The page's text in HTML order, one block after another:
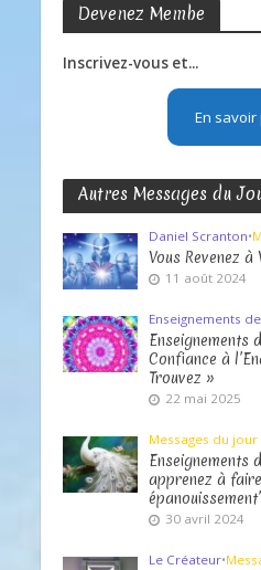
Devenez Membe
Inscrivez-vous et...
En savoir
Autres Messages du
Daniel Scranton•
Vous Revenez à
11 août 2024
Enseignements
Enseignements
Confiance à
Trouvez »
22 mai 2025
Messages du jour
Enseignements
apprenez à
30 avril 2024
Le Créateur•